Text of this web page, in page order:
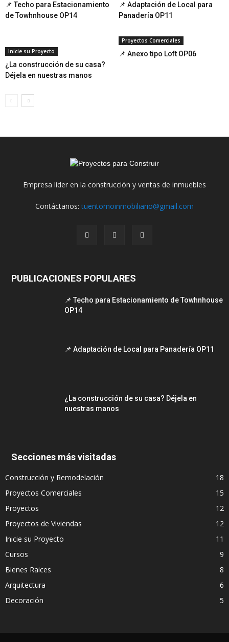
📌 Techo para Estacionamiento
de Towhnhouse OP14
📌 Adaptación de Local para
Panadería OP11
Inicie su Proyecto
¿La construcción de su casa?
Déjela en nuestras manos
Proyectos Comerciales
📌 Anexo tipo Loft OP06
Empresa líder en la construcción y ventas de inmuebles
Contáctanos:tuentornoinmobiliario@gmail.com
PUBLICACIONES POPULARES
📌 Techo para Estacionamiento de Towhnhouse
OP14
📌 Adaptación de Local para Panadería OP11
¿La construcción de su casa? Déjela en
nuestras manos
Secciones más visitadas
Construcción y Remodelación
18
Proyectos Comerciales
15
Proyectos
12
Proyectos de Viviendas
12
Inicie su Proyecto
11
Cursos
9
Bienes Raices
8
Arquitectura
6
Decoración
5